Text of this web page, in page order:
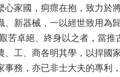
心家國，痌瘝在抱，致力於
、新器械，一以經世致用為
苦卓絕、終身以之者，當推
、工、商各明其學，以捍國
事務，亦已非士大夫的專利